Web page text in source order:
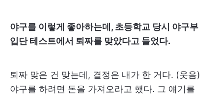
야구를 이렇게 좋아하는데, 초등학교 당시 야구부
입단 테스트에서 퇴짜를 맞았다고 들었다.
퇴짜 맞은 건 맞는데, 결정은 내가 한 거다. (웃음)
야구를 하려면 돈을 가져오라고 했다. 그 얘기를